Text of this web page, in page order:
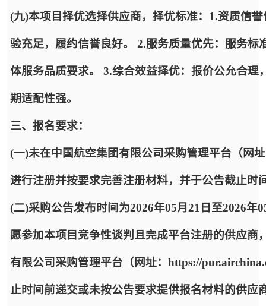
(九)本项目择优选择供应商，择优标准：1.资质信
验充足，履约信誉良好。 2.服务质量优先：服务
体服务品质要求。 3.综合效益择优：报价公允合
期适配性强。
三、报名要求：
(一)未在中国航空集团有限公司采购管理平台（网
进行注册并按要求完善注册材料，并于公告截止时
(二)采购公告发布时间为2026年05月21日至2026
愿参加本项目竞争性谈判且完成平台注册的供应
有限公司采购管理平台（网址：https://
止时间前递交或未按公告要求提供报名材料的供